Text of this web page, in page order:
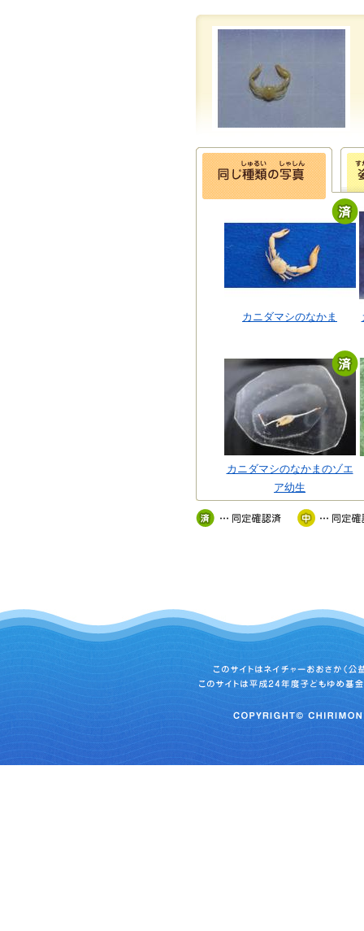
カニダマシのなかま
カニダマシのなかまのゾエ
ア幼生